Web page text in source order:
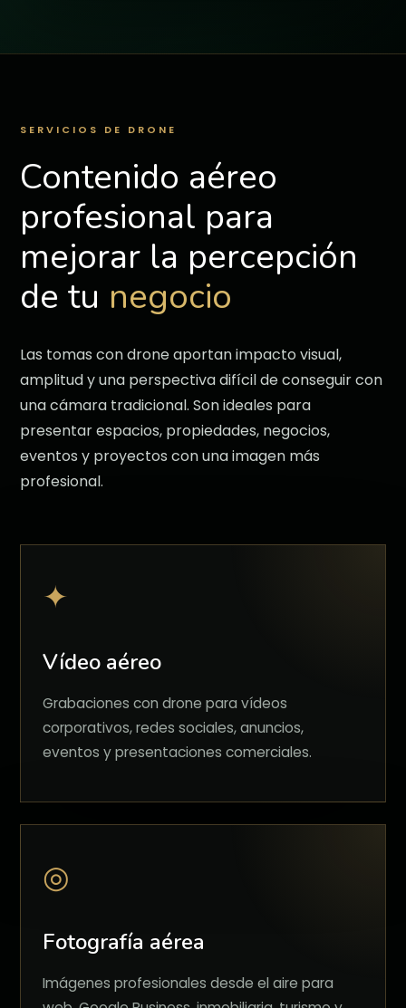
SERVICIOS DE DRONE
Contenido aéreo
profesional para
mejorar la percepción
de tu negocio
Las tomas con drone aportan impacto visual,
amplitud y una perspectiva difícil de conseguir con
una cámara tradicional. Son ideales para
presentar espacios, propiedades, negocios,
eventos y proyectos con una imagen más
profesional.
✦
Vídeo aéreo
Grabaciones con drone para vídeos
corporativos, redes sociales, anuncios,
eventos y presentaciones comerciales.
◎
Fotografía aérea
Imágenes profesionales desde el aire para